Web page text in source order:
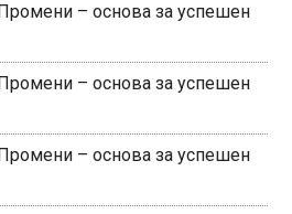
– основа за успешен
– основа за успешен
– основа за успешен